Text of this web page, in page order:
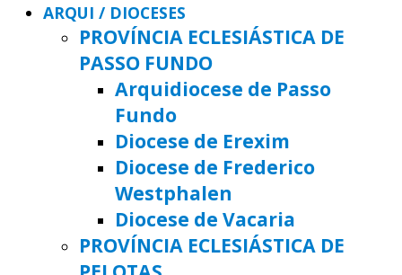
ARQUI / DIOCESES
PROVÍNCIA ECLESIÁSTICA DE
PASSO FUNDO
Arquidiocese de Passo
Fundo
Diocese de Erexim
Diocese de Frederico
Westphalen
Diocese de Vacaria
PROVÍNCIA ECLESIÁSTICA DE